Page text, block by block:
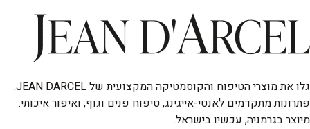
גלו את מוצרי הטיפוח והקוסמטיקה המקצועית של JEAN DARCEL.
פתרונות מתקדמים לאנטי-אייגינג, טיפוח פנים וגוף, ואיפור איכותי.
מיוצר בגרמניה, עכשיו בישראל.